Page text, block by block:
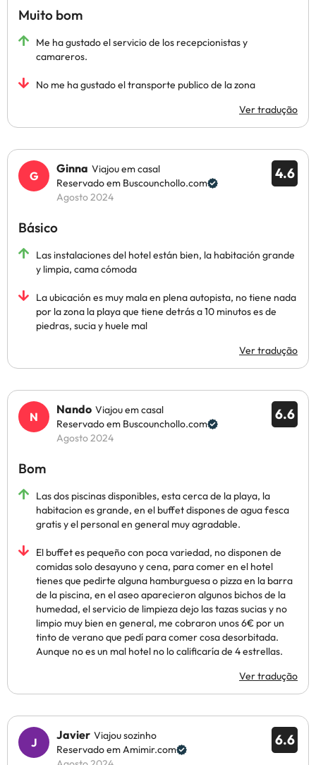
Muito bom
Me ha gustado el servicio de los recepcionistas y
camareros.
No me ha gustado el transporte publico de la zona
Ver tradução
4.6
Ginna Viajou em casal
Reservado em Buscounchollo.com
Agosto 2024
Básico
Las instalaciones del hotel están bien, la habitación grande
y limpia, cama cómoda
La ubicación es muy mala en plena autopista, no tiene nada
por la zona la playa que tiene detrás a 10 minutos es de
piedras, sucia y huele mal
Ver tradução
6.6
Nando Viajou em casal
Reservado em Buscounchollo.com
Agosto 2024
Bom
Las dos piscinas disponibles, esta cerca de la playa, la
habitacion es grande, en el buffet dispones de agua fesca
gratis y el personal en general muy agradable.
El buffet es pequeño con poca variedad, no disponen de
comidas solo desayuno y cena, para comer en el hotel
tienes que pedirte alguna hamburguesa o pizza en la barra
de la piscina, en el aseo aparecieron algunos bichos de la
humedad, el servicio de limpieza dejo las tazas sucias y no
limpio muy bien en general, me cobraron unos 6€ por un
tinto de verano que pedí para comer cosa desorbitada.
Aunque no es un mal hotel no lo calificaría de 4 estrellas.
Ver tradução
6.6
Javier Viajou sozinho
Reservado em Amimir.com